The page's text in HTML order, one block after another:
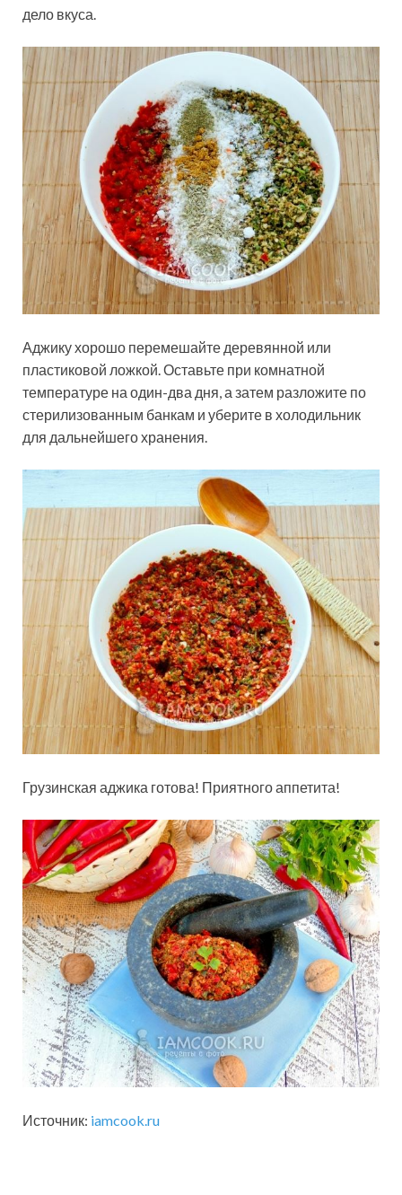
дело вкуса.
Аджику хорошо перемешайте деревянной или
пластиковой ложкой. Оставьте при комнатной
температуре на один-два дня, а затем разложите по
стерилизованным банкам и уберите в холодильник
для дальнейшего хранения.
Грузинская аджика готова! Приятного аппетита!
Источник: iamcook.ru